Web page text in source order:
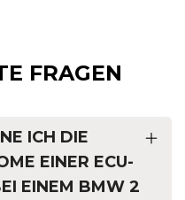
FRAGEN
ICH DIE
EINER ECU-
EINEM BMW 2